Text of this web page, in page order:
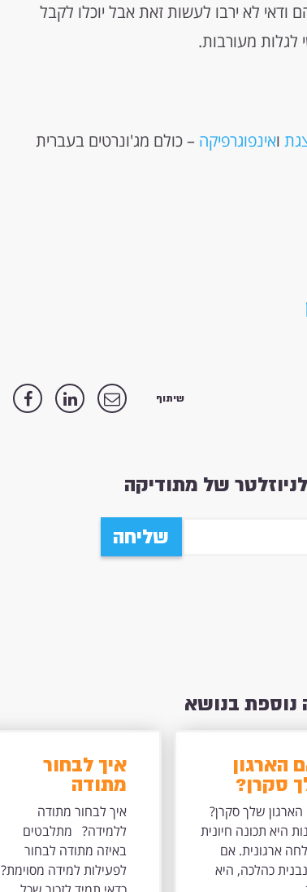
לא ירבו לעשות זאת אבל יוכלו לקבל
מעורבות.
ואינפוגרפיקה – כולם מג'ונרטים בעברית
שיתוף
של מתודיקה
שליחה
נוספת בנושא
הארגון
סקרן?
שלך סקרן?
היא תכונה חיונית
ארגונית. אם
כהלכה, היא
איך לבחור
מתודה
ללמידה?
איך לבחור מתודה
ללמידה? מתלבטים
באיזה מתודה לבחור
לפעילות למידה מסוימת?